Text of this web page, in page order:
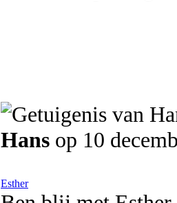
Hans op 10
Esther